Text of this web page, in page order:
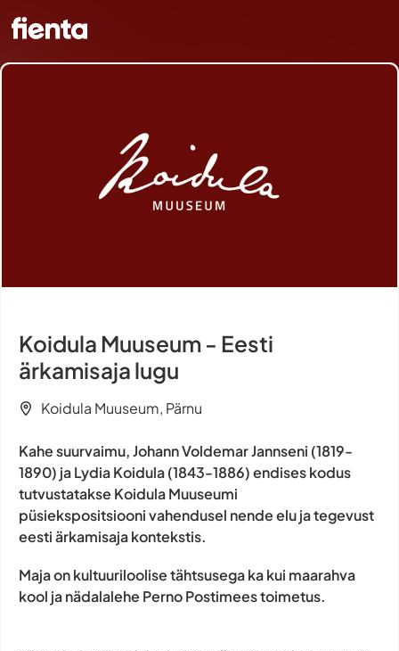
Koidula Muuseum - Eesti
ärkamisaja lugu
Koidula Muuseum, Pärnu
Kahe suurvaimu, Johann Voldemar Jannseni (1819-
1890) ja Lydia Koidula (1843-1886) endises kodus
tutvustatakse Koidula Muuseumi
püsiekspositsiooni vahendusel nende elu ja tegevust
eesti ärkamisaja kontekstis.
Maja on kultuuriloolise tähtsusega ka kui maarahva
kool ja nädalalehe Perno Postimees toimetus.